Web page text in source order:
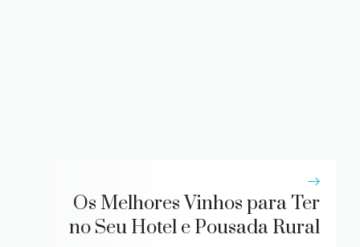
Os Melhores Vinhos para Ter
no Seu Hotel e Pousada Rural